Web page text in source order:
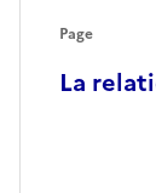
La
Page